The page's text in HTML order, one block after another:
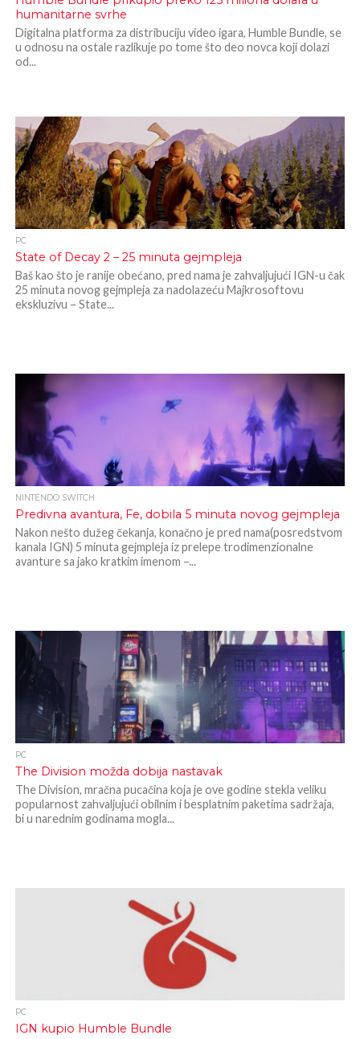
humanitarne svrhe
Digitalna platforma za distribuciju video igara, Humble Bundle, se
u odnosu na ostale razlikuje po tome što deo novca koji dolazi
od...
PC
State of Decay 2 – 25 minuta gejmpleja
Baš kao što je ranije obećano, pred nama je zahvaljujući IGN-u čak
25 minuta novog gejmpleja za nadolazeću Majkrosoftovu
ekskluzivu – State...
NINTENDO SWITCH
Predivna avantura, Fe, dobila 5 minuta novog gejmpleja
Nakon nešto dužeg čekanja, konačno je pred nama(posredstvom
kanala IGN) 5 minuta gejmpleja iz prelepe trodimenzionalne
avanture sa jako kratkim imenom –...
PC
The Division možda dobija nastavak
The Division, mračna pucačina koja je ove godine stekla veliku
popularnost zahvaljujući obilnim i besplatnim paketima sadržaja,
bi u narednim godinama mogla...
PC
IGN kupio Humble Bundle